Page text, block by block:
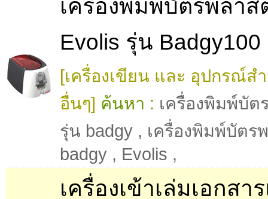
เครื่องพิมพ์บัตรพลาส
Evolis รุ่น Badgy100
[เครื่องเขียน และ อุปกรณ์ส
อื่นๆ] ค้นหา : เครื่องพิมพ์บัต
รุ่น badgy , เครื่องพิมพ์บัตร
badgy , Evolis ,
เครื่องเข้าเล่มเอกสา